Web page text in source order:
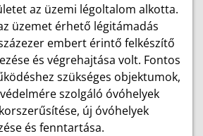
az üzemi légoltalom alkotta.
üzemet érhető légitámadás
embert érintő felkészítő
és végrehajtása volt. Fontos
szükséges objektumok,
szolgáló óvóhelyek
új óvóhelyek
és fenntartása.